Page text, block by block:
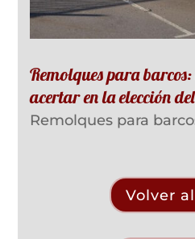
Remolques para
acertar en la elección
Remolques para
Volver